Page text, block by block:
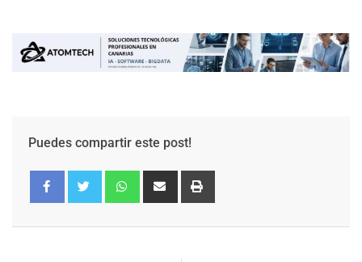
Puedes compartir este post!